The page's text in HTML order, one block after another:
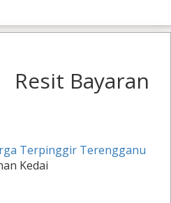
Resit Bayaran
Terpinggir Terengganu
Kedai